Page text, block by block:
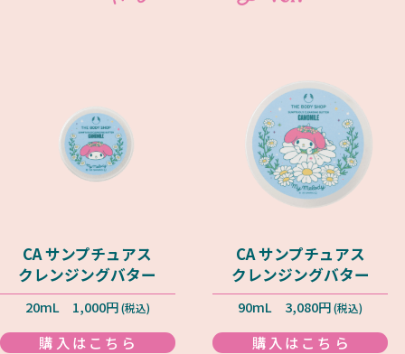
CA サンプチュアス
クレンジングバター
20mL 1,000円(税込)
購入はこちら
CA サンプチュアス
クレンジングバター
90mL 3,080円(税込)
購入はこちら